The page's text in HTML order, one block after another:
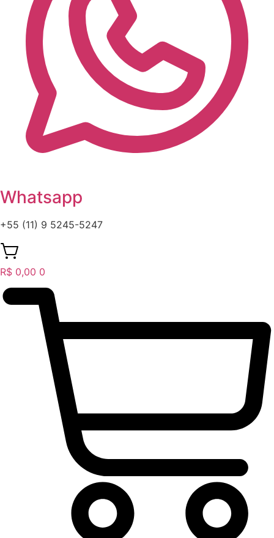
Whatsapp
+55 (11) 9 5245-5247
R$ 0,00 0